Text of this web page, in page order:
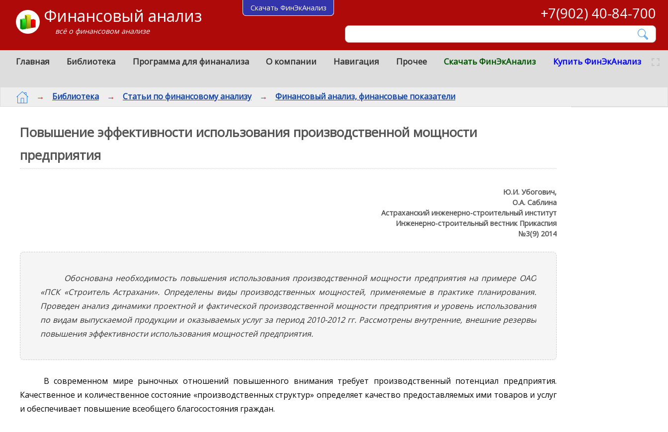
Финансовый анализ
всё о финансовом анализе
+7(902) 40-84-700
Главная Библиотека Программа для финанализа О компании Навигация Прочее Скачать ФинЭкАнализ Купить ФинЭкАнализ
→ Библиотека → Статьи по финансовому анализу → Финансовый анализ, финансовые показатели
Повышение эффективности использования производственной мощности
предприятия
Ю.И. Убогович,
О.А. Саблина
Астраханский инженерно-строительный институт
Инженерно-строительный вестник Прикаспия
№3(9) 2014
Обоснована необходимость повышения использования производственной мощности предприятия на примере ОАО
«ПСК «Строитель Астрахани». Определены виды производственных мощностей, применяемые в практике планирования.
Проведен анализ динамики проектной и фактической производственной мощности предприятия и уровень использования
по видам выпускаемой продукции и оказываемых услуг за период 2010-2012 гг. Рассмотрены внутренние, внешние резервы
повышения эффективности использования мощностей предприятия.
В современном мире рыночных отношений повышенного внимания требует производственный потенциал предприятия.
Качественное и количественное состояние «производственных структур» определяет качество предоставляемых ими товаров и услуг
и обеспечивает повышение всеобщего благосостояния граждан.
Скачать ФинЭкАнализ